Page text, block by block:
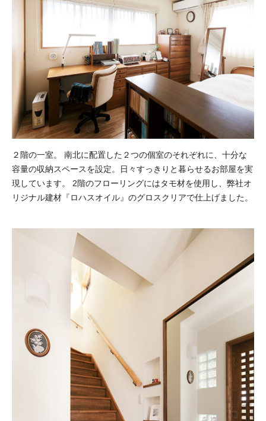
２階の一室。 南北に配置した２つの個室のそれぞれに、十分な
容量の収納スペースを設定。日々すっきりと暮らせるお部屋を実
現しています。 2階のフローリングにはタモ材を使用し、弊社オ
リジナル建材『ロハスオイル』のグロスクリアで仕上げました。